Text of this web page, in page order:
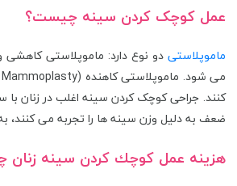
عمل کوچک کردن سینه چیست؟
ماموپلاستی دو نوع دارد: ماموپلاستی
کنند. جراحی کوچک کردن سینه اغلب در زنان
ضعف به دلیل وزن سینه ها را تجربه می
هزينه عمل كوچك كردن سينه زنان